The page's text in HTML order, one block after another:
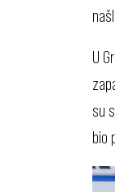
U
su
bio